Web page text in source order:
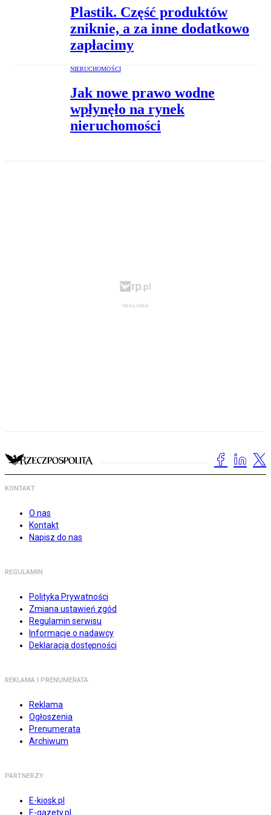
Plastik. Część produktów
zniknie, a za inne dodatkowo
zapłacimy
NIERUCHOMOŚCI
Jak nowe prawo wodne
wpłynęło na rynek
nieruchomości
KONTAKT
O nas
Kontakt
Napisz do nas
REGULAMIN
Polityka Prywatności
Zmiana ustawień zgód
Regulamin serwisu
Informacje o nadawcy
Deklaracja dostępności
REKLAMA I PRENUMERATA
Reklama
Ogłoszenia
Prenumerata
Archiwum
PARTNERZY
E-kiosk.pl
E-gazety.pl